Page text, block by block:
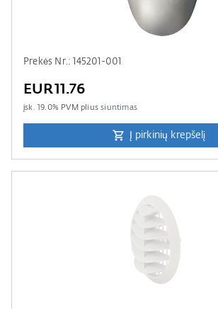
Prekės Nr.: 145201-001
EUR11.76
įsk. 19.0% PVM pliussiuntimas
Į pirkinių krepšelį